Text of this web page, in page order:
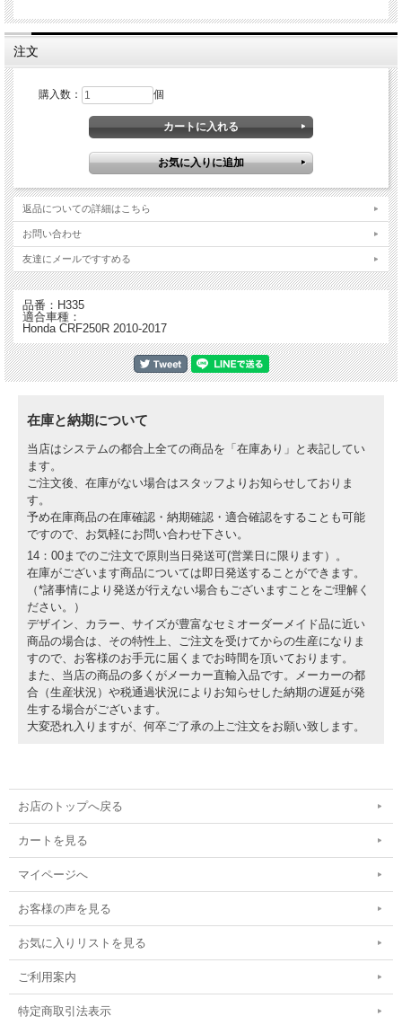
ビレットクラッチプレシャープレート&インナーハブ&スプリングセット
・ ほぼすべての有名ファクトリー・チームやライダーが使用
・ クラッチ性能と寿命が格段に向上
・ 航空宇宙技術でも使用される強度の優れたT6アルミ材から削り出し、 ハードコ
・ クラッチが切れた状態ではクラッチアセンブリーは少ない熱を発しながら正確
に回転し、よりスムーズにクラッチをつなぐ
・ ヒンソンのクラッチ コンポーネントプレッシャープレートとインナーハブを一
注文
購入数： 個
返品についての詳細はこちら
お問い合わせ
友達にメールですすめる
品番：H335
適合車種：
Honda CRF250R 2010-2017
在庫と納期について
当店はシステムの都合上全ての商品を「在庫あり」と表記してい
ます。
ご注文後、在庫がない場合はスタッフよりお知らせしておりま
す。
予め在庫商品の在庫確認・納期確認・適合確認をすることも可能
ですので、お気軽にお問い合わせ下さい。
14：00までのご注文で原則当日発送可(営業日に限ります）。
在庫がございます商品については即日発送することができます。
（*諸事情により発送が行えない場合もございますことをご理解く
ださい。）
デザイン、カラー、サイズが豊富なセミオーダーメイド品に近い
商品の場合は、その特性上、ご注文を受けてからの生産になりま
すので、お客様のお手元に届くまでお時間を頂いております。
また、当店の商品の多くがメーカー直輸入品です。メーカーの都
合（生産状況）や税通過状況によりお知らせした納期の遅延が発
生する場合がございます。
大変恐れ入りますが、何卒ご了承の上ご注文をお願い致します。
お店のトップへ戻る
カートを見る
マイページへ
お客様の声を見る
お気に入りリストを見る
ご利用案内
特定商取引法表示